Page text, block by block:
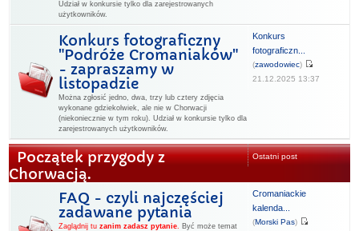
Udział w konkursie tylko dla zarejestrowanych
użytkowników.
Konkurs fotograficzny
"Podróże Cromaniaków"
- zapraszamy w
listopadzie
Można zgłosić jedno, dwa, trzy lub cztery zdjęcia
wykonane gdziekolwiek, ale nie w Chorwacji
(niekoniecznie w tym roku). Udział w konkursie tylko dla
zarejestrowanych użytkowników.
Konkurs
fotograficzn...
(zawodowiec)
21.12.2025 13:37
Początek przygody z
Chorwacją.
Ostatni post
FAQ - czyli najczęściej
zadawane pytania
Zaglądnij tu zanim zadasz pytanie. Być może temat
Cromaniackie
kalenda...
(Morski Pas)